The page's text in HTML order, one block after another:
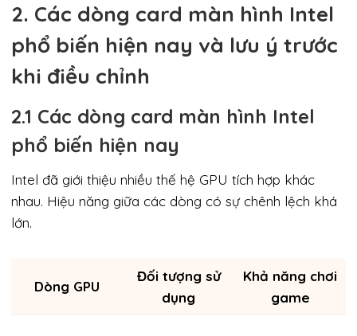
2. Các dòng card màn hình Intel
phổ biến hiện nay và lưu ý trước
khi điều chỉnh
2.1 Các dòng card màn hình Intel
phổ biến hiện nay
Intel đã giới thiệu nhiều thế hệ GPU tích hợp khác
nhau. Hiệu năng giữa các dòng có sự chênh lệch khá
lớn.
Dòng GPU
Đối tượng sử
dụng
Khả năng chơi
game